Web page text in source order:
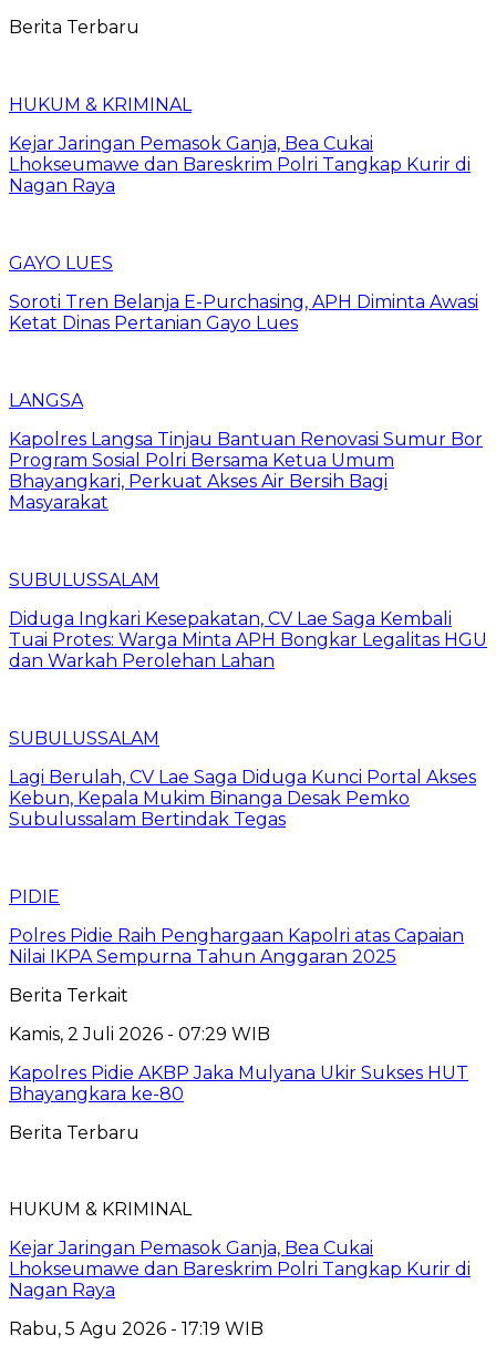
Berita Terbaru
HUKUM & KRIMINAL
Kejar Jaringan Pemasok Ganja, Bea Cukai
Lhokseumawe dan Bareskrim Polri Tangkap Kurir di
Nagan Raya
GAYO LUES
Soroti Tren Belanja E-Purchasing, APH Diminta Awasi
Ketat Dinas Pertanian Gayo Lues
LANGSA
Kapolres Langsa Tinjau Bantuan Renovasi Sumur Bor
Program Sosial Polri Bersama Ketua Umum
Bhayangkari, Perkuat Akses Air Bersih Bagi
Masyarakat
SUBULUSSALAM
Diduga Ingkari Kesepakatan, CV Lae Saga Kembali
Tuai Protes: Warga Minta APH Bongkar Legalitas HGU
dan Warkah Perolehan Lahan
SUBULUSSALAM
Lagi Berulah, CV Lae Saga Diduga Kunci Portal Akses
Kebun, Kepala Mukim Binanga Desak Pemko
Subulussalam Bertindak Tegas
PIDIE
Polres Pidie Raih Penghargaan Kapolri atas Capaian
Nilai IKPA Sempurna Tahun Anggaran 2025
Berita Terkait
Kamis, 2 Juli 2026 - 07:29 WIB
Kapolres Pidie AKBP Jaka Mulyana Ukir Sukses HUT
Bhayangkara ke-80
Berita Terbaru
HUKUM & KRIMINAL
Kejar Jaringan Pemasok Ganja, Bea Cukai
Lhokseumawe dan Bareskrim Polri Tangkap Kurir di
Nagan Raya
Rabu, 5 Agu 2026 - 17:19 WIB